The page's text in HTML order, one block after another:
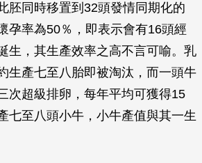
胚同時移置到32頭發情同期化的
孕率為50％，即表示會有16頭經
生，其生產效率之高不言可喻。乳
生產七至八胎即被淘汰，而一頭牛
次超級排卵，每年平均可獲得15
七至八頭小牛，小牛產值與其一生